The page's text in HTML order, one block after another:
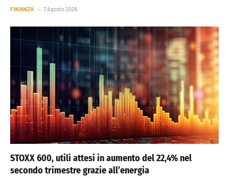
FINANZA 7 Agosto 2026
STOXX 600, utili attesi in aumento del 22,4% nel
secondo trimestre grazie all’energia